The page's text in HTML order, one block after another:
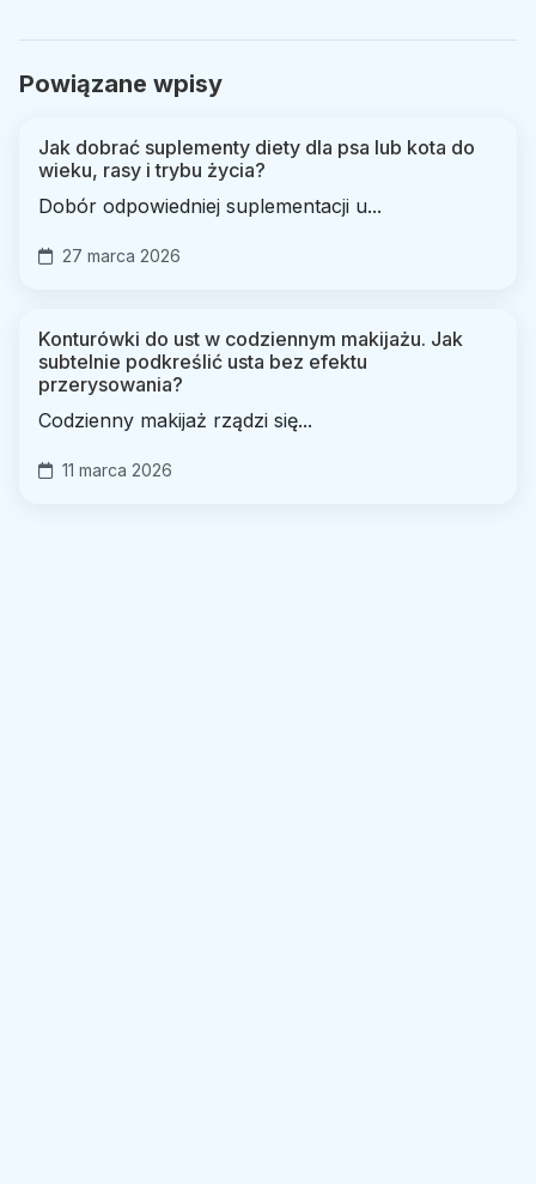
Powiązane wpisy
Jak dobrać suplementy diety dla psa lub kota do
wieku, rasy i trybu życia?
Dobór odpowiedniej suplementacji u...
27 marca 2026
Konturówki do ust w codziennym makijażu. Jak
subtelnie podkreślić usta bez efektu
przerysowania?
Codzienny makijaż rządzi się...
11 marca 2026